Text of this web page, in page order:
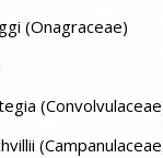
(Onagraceae)